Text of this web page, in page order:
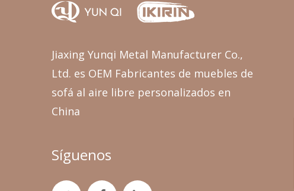
Jiaxing Yunqi Metal Manufacturer Co.,
Ltd. es OEM Fabricantes de muebles de
sofá al aire libre personalizados en
China
Síguenos